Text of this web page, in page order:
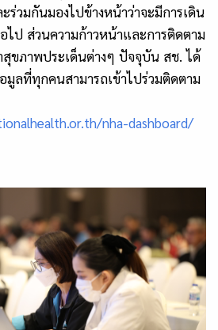
ร่วมกันมองไปข้างหน้าว่าจะมีการเดิน
ไป ส่วนความก้าวหน้าและการติดตาม
ขภาพประเด็นต่างๆ ปัจจุบัน สช. ได้
ลที่ทุกคนสามารถเข้าไปร่วมติดตาม
nha-dashboard/